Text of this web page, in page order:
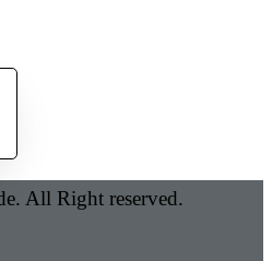
All Right reserved.